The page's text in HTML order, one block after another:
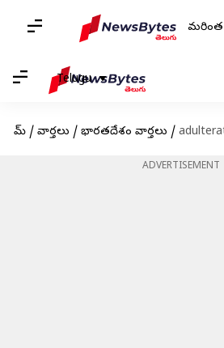
మరింత
Telugu
హోమ్ / వార్తలు / భారతదేశం వార్తలు / adulterated ghee: ఏఆర్‌ డెయిరీ
ADVERTISEMENT